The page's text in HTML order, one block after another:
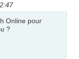
Online pour
?